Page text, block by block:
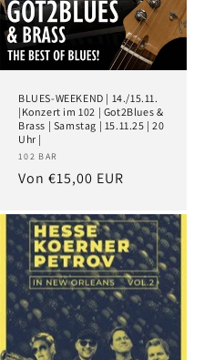
BLUES-WEEKEND | 14./15.11.
|Konzert im 102 | Got2Blues &
Brass | Samstag | 15.11.25 | 20
Uhr |
102 BAR
Von €15,00 EUR